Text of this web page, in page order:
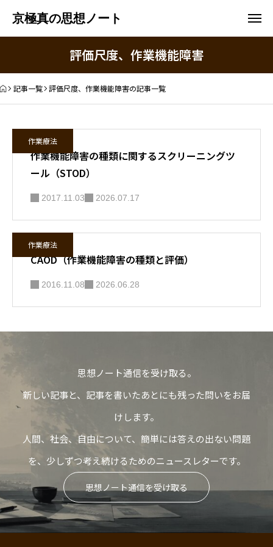
京極真の思想ノート
評価尺度、作業機能障害
記事一覧 評価尺度、作業機能障害の記事一覧
作業療法
作業機能障害の種類に関するスクリーニングツ
ール（STOD）
2017.11.03 2026.07.17
作業療法
CAOD（作業機能障害の種類と評価）
2016.11.08 2026.06.28
思想ノート通信を受け取る。
新しい記事と、記事を書いたあとにも残った問いをお届
けします。
人間、社会、自由について、簡単には答えの出ない問題
を、少しずつ考え続けるためのニュースレターです。
思想ノート通信を受け取る